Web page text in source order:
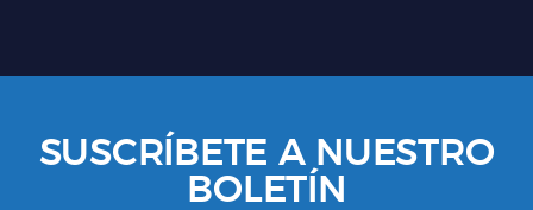
SUSCRÍBETE A NUESTRO
BOLETÍN